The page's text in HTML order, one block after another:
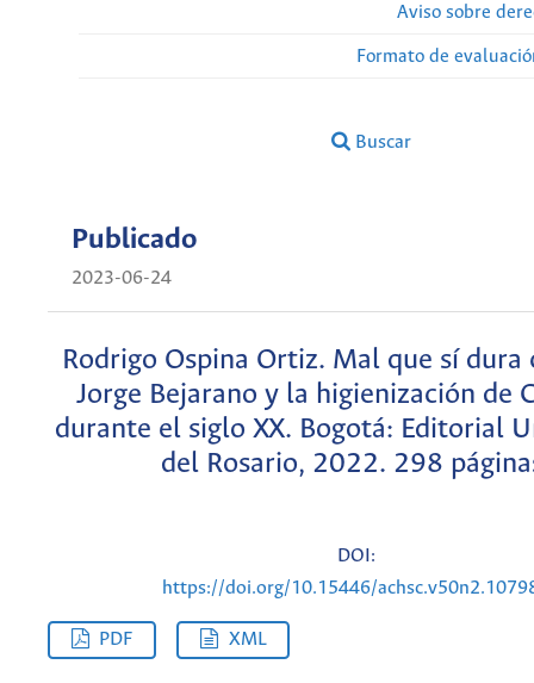
Aviso sobre
Formato de
Buscar
Publicado
2023-06-24
Rodrigo Ospina Ortiz. Mal que sí dura
Jorge Bejarano y la higienización de
durante el siglo XX. Bogotá: Editorial
del Rosario, 2022. 298
DOI:
https://doi.org/10.15446/
PDF XML